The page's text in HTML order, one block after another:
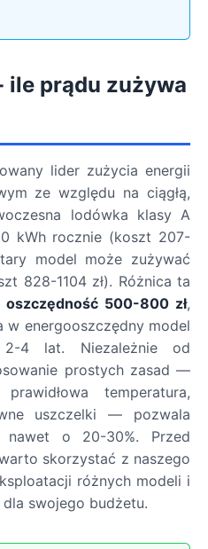
ile prądu zużywa
lider zużycia energii
ze względu na ciągłą,
lodówka klasy A
kWh rocznie (koszt 207-
model może zużywać
828-1104 zł). Różnica ta
oszczędność 500-800 zł,
w energooszczędny model
4 lat. Niezależnie od
prostych zasad —
temperatura,
uszczelki — pozwala
o 20-30%. Przed
skorzystać z naszego
różnych modeli i
swojego budżetu.